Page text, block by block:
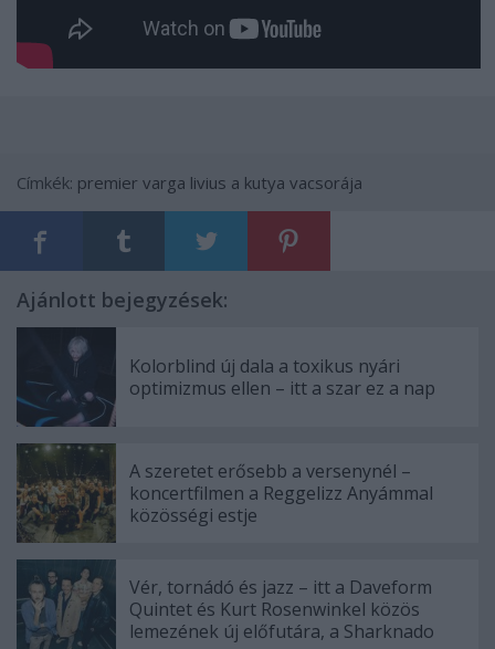
Címkék: premier varga livius a kutya vacsorája
Ajánlott bejegyzések:
Kolorblind új dala a toxikus nyári
optimizmus ellen – itt a szar ez a nap
A szeretet erősebb a versenynél –
koncertfilmen a Reggelizz Anyámmal
közösségi estje
Vér, tornádó és jazz – itt a Daveform
Quintet és Kurt Rosenwinkel közös
lemezének új előfutára, a Sharknado